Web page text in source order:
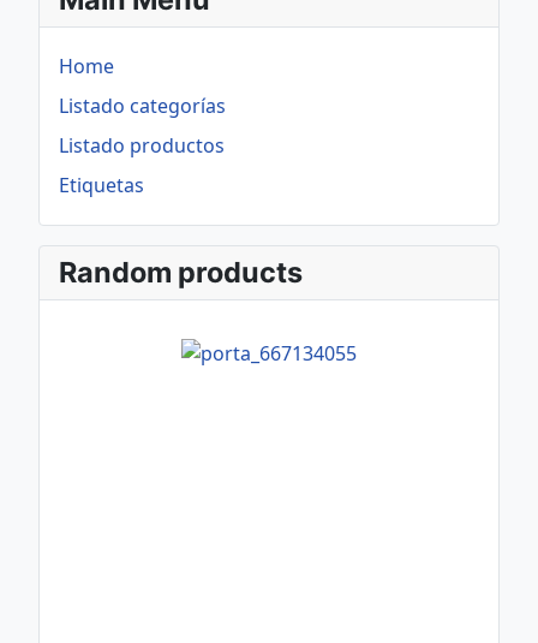
Home
Listado categorías
Listado productos
Etiquetas
Random products